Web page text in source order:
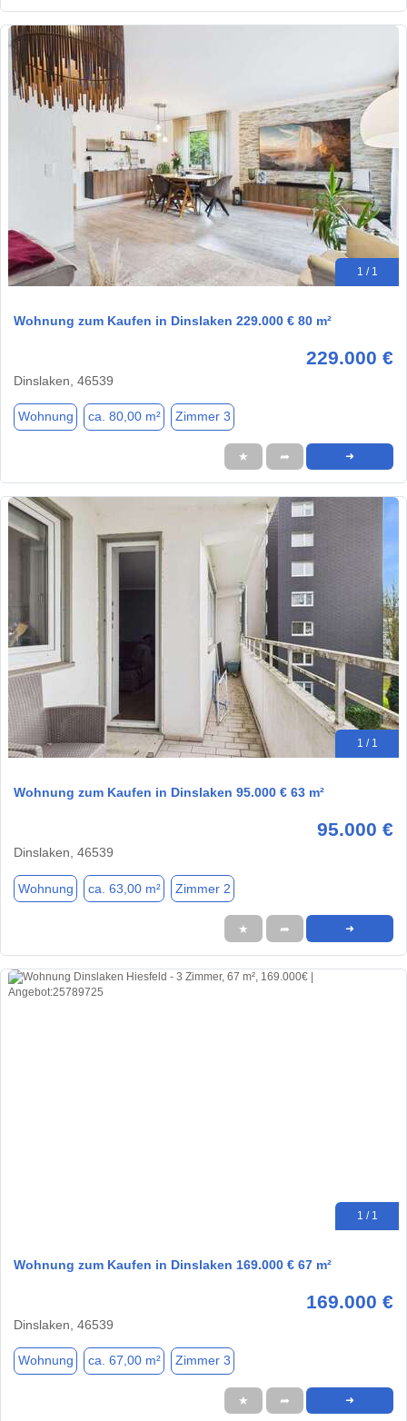
1 / 1
Wohnung zum Kaufen in Dinslaken 229.000 € 80 m²
229.000 €
Dinslaken, 46539
Wohnung ca. 80,00 m² Zimmer 3
★ ➦ ➜
1 / 1
Wohnung zum Kaufen in Dinslaken 95.000 € 63 m²
95.000 €
Dinslaken, 46539
Wohnung ca. 63,00 m² Zimmer 2
★ ➦ ➜
1 / 1
Wohnung zum Kaufen in Dinslaken 169.000 € 67 m²
169.000 €
Dinslaken, 46539
Wohnung ca. 67,00 m² Zimmer 3
★ ➦ ➜